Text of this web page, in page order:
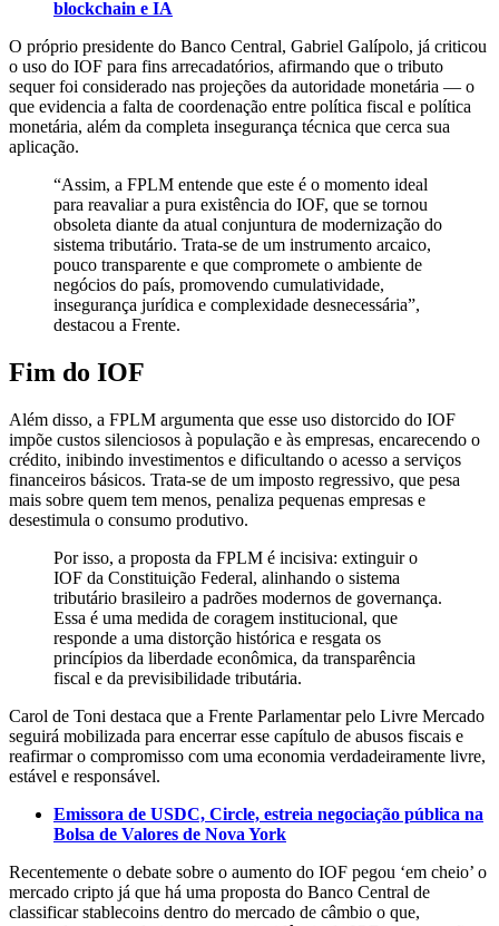
blockchain e IA
O próprio presidente do Banco Central, Gabriel Galípolo, já criticou
o uso do IOF para fins arrecadatórios, afirmando que o tributo
sequer foi considerado nas projeções da autoridade monetária — o
que evidencia a falta de coordenação entre política fiscal e política
monetária, além da completa insegurança técnica que cerca sua
aplicação.
“Assim, a FPLM entende que este é o momento ideal
para reavaliar a pura existência do IOF, que se tornou
obsoleta diante da atual conjuntura de modernização do
sistema tributário. Trata-se de um instrumento arcaico,
pouco transparente e que compromete o ambiente de
negócios do país, promovendo cumulatividade,
insegurança jurídica e complexidade desnecessária”,
destacou a Frente.
Fim do IOF
Além disso, a FPLM argumenta que esse uso distorcido do IOF
impõe custos silenciosos à população e às empresas, encarecendo o
crédito, inibindo investimentos e dificultando o acesso a serviços
financeiros básicos. Trata-se de um imposto regressivo, que pesa
mais sobre quem tem menos, penaliza pequenas empresas e
desestimula o consumo produtivo.
Por isso, a proposta da FPLM é incisiva: extinguir o
IOF da Constituição Federal, alinhando o sistema
tributário brasileiro a padrões modernos de governança.
Essa é uma medida de coragem institucional, que
responde a uma distorção histórica e resgata os
princípios da liberdade econômica, da transparência
fiscal e da previsibilidade tributária.
Carol de Toni destaca que a Frente Parlamentar pelo Livre Mercado
seguirá mobilizada para encerrar esse capítulo de abusos fiscais e
reafirmar o compromisso com uma economia verdadeiramente livre,
estável e responsável.
Emissora de USDC, Circle, estreia negociação pública na
Bolsa de Valores de Nova York
Recentemente o debate sobre o aumento do IOF pegou ‘em cheio’ o
mercado cripto já que há uma proposta do Banco Central de
classificar stablecoins dentro do mercado de câmbio o que,